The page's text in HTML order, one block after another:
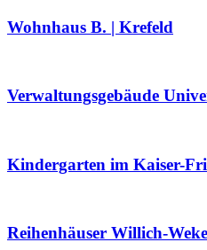
Wohnhaus B. | Krefeld
Verwaltungsgebäude
Kindergarten im Kaiser-
Reihenhäuser Willich-